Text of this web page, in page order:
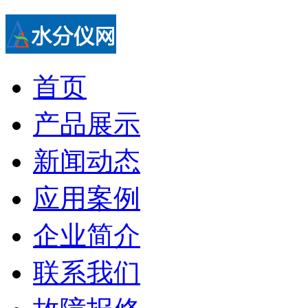
首页
产品展示
新闻动态
应用案例
企业简介
联系我们